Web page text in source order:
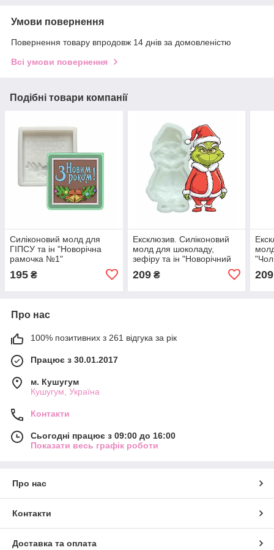
Умови повернення
Повернення товару впродовж 14 днів за домовленістю
Всі умови повернення
Подібні товари компанії
Силіконовий молд для
ГІПСУ та ін "Новорічна
рамочка №1"
195 ₴
Ексклюзив. Силіконовий
молд для шоколаду,
зефіру та ін "Новорічний
209₴ 209
Про нас
100% позитивних з 261 відгука за рік
Працює з 30.01.2017
м. Кушугум
Кушугум, Україна
Контакти
Сьогодні працює з 09:00 до 16:00
Показати весь графік роботи
Про нас
Контакти
Доставка та оплата